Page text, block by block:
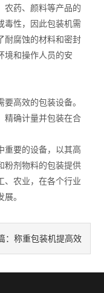
药、颜料等产品的
毒性，因此包装机需
耐腐蚀的材料和密封
境和操作人员的安
高效的包装设备。
精确计量并包装在合
要的设备，以其高
粉剂物料的包装提供
、农业，在各个行业
。
： 称重包装机提高效